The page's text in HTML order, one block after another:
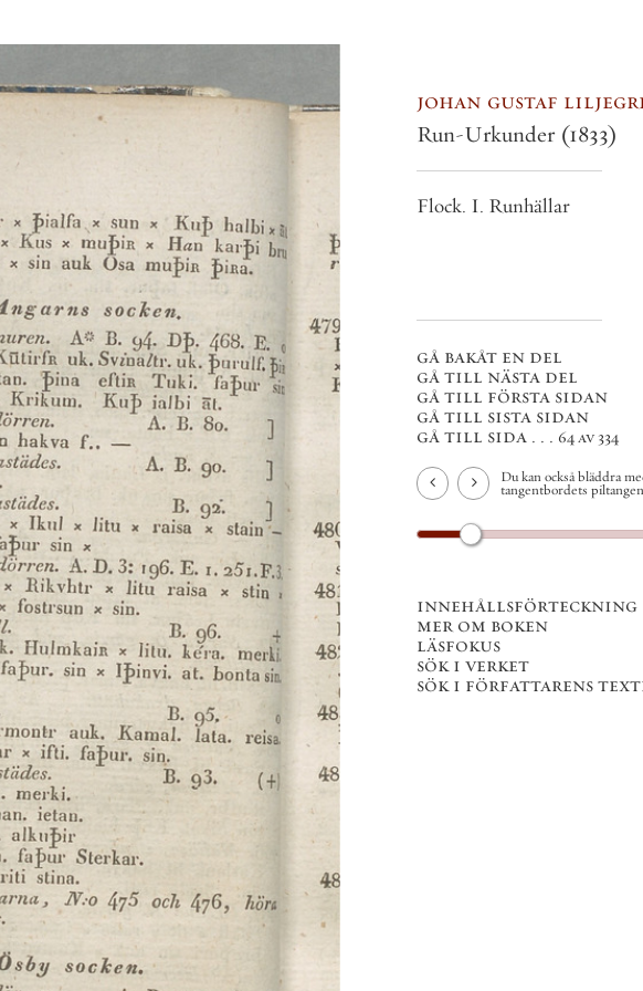
johan gustaf liljegren
Run-Urkunder(1833)
Flock. I. Runhällar
gå bakåt en del
gå till nästa del
gå till första sidan
gå till sista sidan
gå till sida . . .64 av 334
Du kan också bläddra med
tangentbordets piltangenter.
innehållsförteckning
mer om boken
läsfokus
sök i verket
sök i författarens texter